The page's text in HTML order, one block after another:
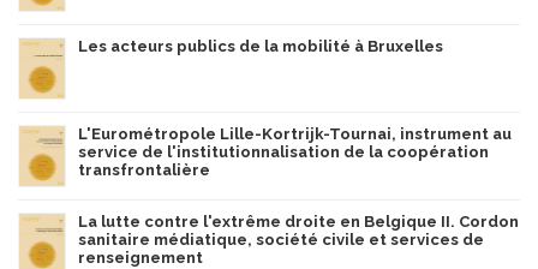
Les acteurs publics de la mobilité à Bruxelles
L'Eurométropole Lille-Kortrijk-Tournai, instrument au
service de l'institutionnalisation de la coopération
transfrontalière
La lutte contre l'extrême droite en Belgique II. Cordon
sanitaire médiatique, société civile et services de
renseignement